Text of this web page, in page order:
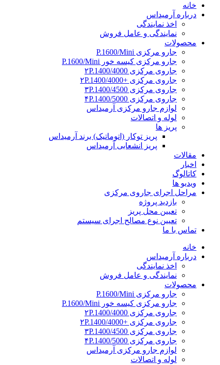
خانه
درباره آرمیداس
اخذ نمایندگی
نمایندگی و عامل فروش
محصولات
جارو مرکزی P.1600/Mini
جارو مرکزی کیسه خور P.1600/Mini
جاروی مرکزی ۲P.1400/4000
جاروی مرکزی +۲P.1400/4000
جاروی مرکزی ۳P.1400/4500
جاروی مرکزی ۴P.1400/5000
لوازم جارو مرکزی آرمیداس
لوله و اتصالات
پریز ها
پریز توکار (اتوماتیک) برند آرمیداس
پریز انشعابی آرمیداس
مقالات
اخبار
کاتالوگ
ویدیو ها
مراحل اجرای جاروی مرکزی
بازدید پروژه
تعیین محل پریز
تعیین نوع مصالح اجرای سیستم
تماس با ما
خانه
درباره آرمیداس
اخذ نمایندگی
نمایندگی و عامل فروش
محصولات
جارو مرکزی P.1600/Mini
جارو مرکزی کیسه خور P.1600/Mini
جاروی مرکزی ۲P.1400/4000
جاروی مرکزی +۲P.1400/4000
جاروی مرکزی ۳P.1400/4500
جاروی مرکزی ۴P.1400/5000
لوازم جارو مرکزی آرمیداس
لوله و اتصالات